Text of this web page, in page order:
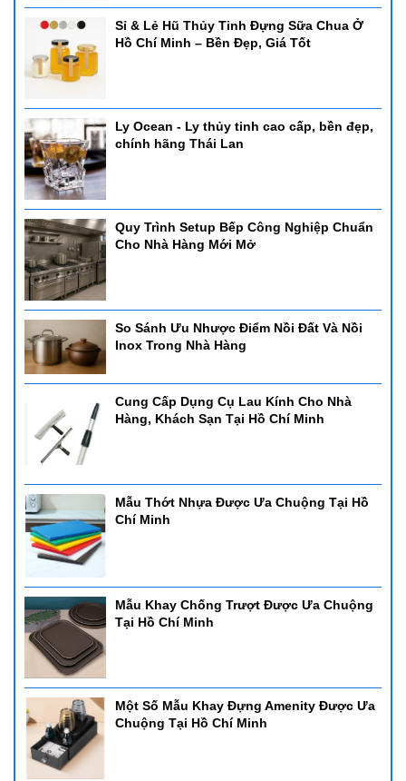
Sỉ & Lẻ Hũ Thủy Tinh Đựng Sữa Chua Ở
Hồ Chí Minh – Bền Đẹp, Giá Tốt
Ly Ocean - Ly thủy tinh cao cấp, bền đẹp,
chính hãng Thái Lan
Quy Trình Setup Bếp Công Nghiệp Chuẩn
Cho Nhà Hàng Mới Mở
So Sánh Ưu Nhược Điểm Nồi Đất Và Nồi
Inox Trong Nhà Hàng
Cung Cấp Dụng Cụ Lau Kính Cho Nhà
Hàng, Khách Sạn Tại Hồ Chí Minh
Mẫu Thớt Nhựa Được Ưa Chuộng Tại Hồ
Chí Minh
Mẫu Khay Chống Trượt Được Ưa Chuộng
Tại Hồ Chí Minh
Một Số Mẫu Khay Đựng Amenity Được Ưa
Chuộng Tại Hồ Chí Minh